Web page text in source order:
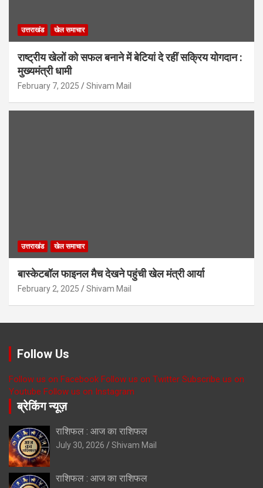
उत्तराखंड खेल समाचार
राष्ट्रीय खेलों को सफल बनाने में बेटियां दे रहीं सक्रिय योगदान :
मुख्यमंत्री धामी
February 7, 2025 Shivam Mail
उत्तराखंड खेल समाचार
बास्केटबॉल फाइनल मैच देखने पहुंची खेल मंत्री आर्या
February 2, 2025 Shivam Mail
Follow Us
Follow us on Facebook Follow us on Twitter Subscribe us on
Youtube Follow us on Instagram
ब्रेकिंग न्यूज़
राशिफल : आज का राशिफल
July 30, 2026 Shivam Mail
राशिफल : आज का राशिफल